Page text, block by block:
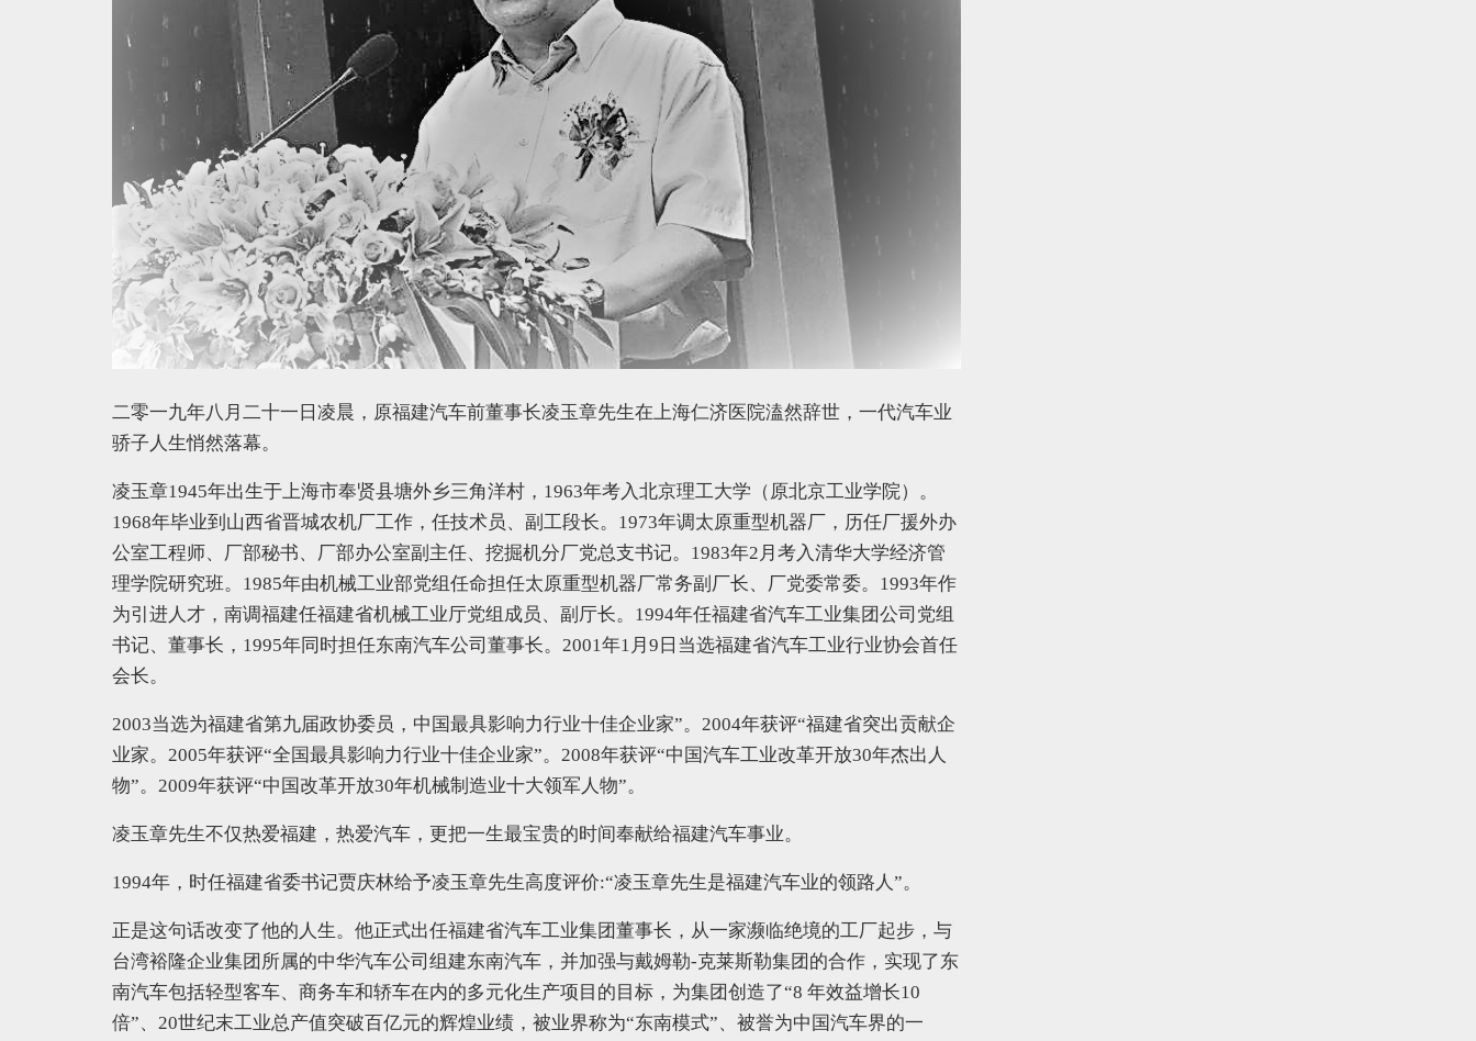
二零一九年八月二十一日凌晨，原福建汽车前董事长凌玉章先生在上海仁济医院溘然辞世，一代汽车业
骄子人生悄然落幕。
凌玉章1945年出生于上海市奉贤县塘外乡三角洋村，1963年考入北京理工大学（原北京工业学院）。
1968年毕业到山西省晋城农机厂工作，任技术员、副工段长。1973年调太原重型机器厂，历任厂援外办
公室工程师、厂部秘书、厂部办公室副主任、挖掘机分厂党总支书记。1983年2月考入清华大学经济管
理学院研究班。1985年由机械工业部党组任命担任太原重型机器厂常务副厂长、厂党委常委。1993年作
为引进人才，南调福建任福建省机械工业厅党组成员、副厅长。1994年任福建省汽车工业集团公司党组
书记、董事长，1995年同时担任东南汽车公司董事长。2001年1月9日当选福建省汽车工业行业协会首任
会长。
2003当选为福建省第九届政协委员，中国最具影响力行业十佳企业家”。2004年获评“福建省突出贡献企
业家。2005年获评“全国最具影响力行业十佳企业家”。2008年获评“中国汽车工业改革开放30年杰出人
物”。2009年获评“中国改革开放30年机械制造业十大领军人物”。
凌玉章先生不仅热爱福建，热爱汽车，更把一生最宝贵的时间奉献给福建汽车事业。
1994年，时任福建省委书记贾庆林给予凌玉章先生高度评价:“凌玉章先生是福建汽车业的领路人”。
正是这句话改变了他的人生。他正式出任福建省汽车工业集团董事长，从一家濒临绝境的工厂起步，与
台湾裕隆企业集团所属的中华汽车公司组建东南汽车，并加强与戴姆勒-克莱斯勒集团的合作，实现了东
南汽车包括轻型客车、商务车和轿车在内的多元化生产项目的目标，为集团创造了“8 年效益增长10
倍”、20世纪末工业总产值突破百亿元的辉煌业绩，被业界称为“东南模式”、被誉为中国汽车界的一